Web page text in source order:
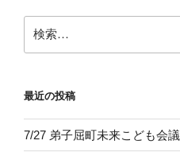
ン
索:
最近の投稿
7/27 弟子屈町未来こども会議